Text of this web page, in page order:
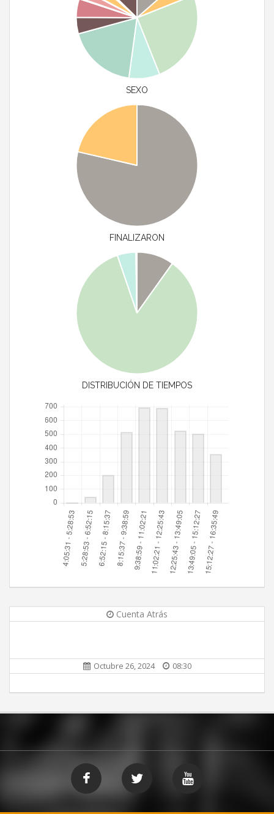
SEXO
FINALIZARON
DISTRIBUCIÓN DE TIEMPOS
Cuenta Atrás
Octubre 26, 2024 08:30